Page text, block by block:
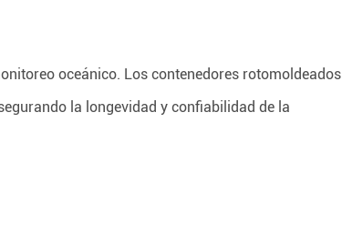
oceánico. Los contenedores rotomoldeados
la longevidad y confiabilidad de la